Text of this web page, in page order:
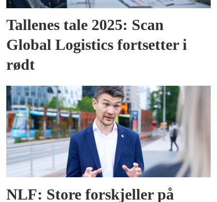
Tallenes tale 2025: Scan
Global Logistics fortsetter i
rødt
NLF: Store forskjeller på